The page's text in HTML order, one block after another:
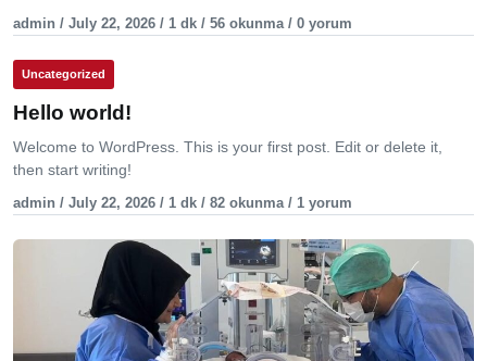
admin / July 22, 2026 / 1 dk / 56 okunma / 0 yorum
Uncategorized
Hello world!
Welcome to WordPress. This is your first post. Edit or delete it,
then start writing!
admin / July 22, 2026 / 1 dk / 82 okunma / 1 yorum